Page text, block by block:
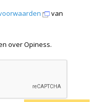
van
over Opiness.